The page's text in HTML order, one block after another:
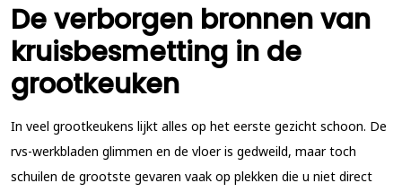
De verborgen bronnen van
kruisbesmetting in de
grootkeuken
In veel grootkeukens lijkt alles op het eerste gezicht schoon. De
rvs-werkbladen glimmen en de vloer is gedweild, maar toch
schuilen de grootste gevaren vaak op plekken die u niet direct